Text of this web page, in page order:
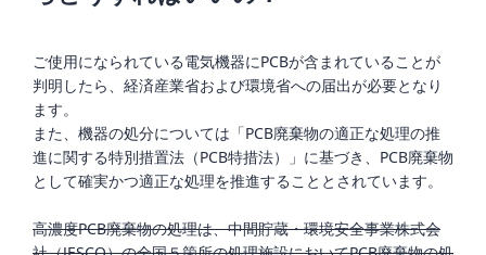
ご使用になられている電気機器にPCBが含まれていることが
判明したら、経済産業省および環境省への届出が必要となり
ます。
また、機器の処分については「PCB廃棄物の適正な処理の推
進に関する特別措置法（PCB特措法）」に基づき、PCB廃棄物
として確実かつ適正な処理を推進することとされています。
高濃度PCB廃棄物の処理は、中間貯蔵・環境安全事業株式会